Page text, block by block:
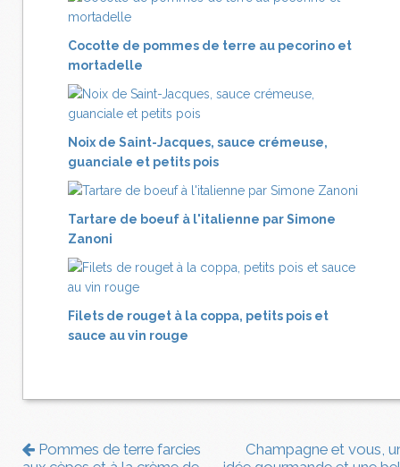
Cocotte de pommes de terre au pecorino et
mortadelle
Noix de Saint-Jacques, sauce crémeuse,
guanciale et petits pois
Tartare de boeuf à l'italienne par Simone
Zanoni
Filets de rouget à la coppa, petits pois et
sauce au vin rouge
Pommes de terre farcies
Champagne et vous,